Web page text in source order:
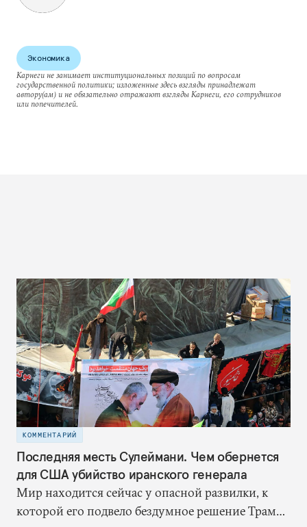
Экономика
Карнеги не занимает институциональных позиций по вопросам
государственной политики; изложенные здесь взгляды принадлежат
автору(ам) и не обязательно отражают взгляды Карнеги, его сотрудников
или попечителей.
КОММЕНТАРИЙ
Последняя месть Сулеймани. Чем обернется
для США убийство иранского генерала
Мир находится сейчас у опасной развилки, к
которой его подвело бездумное решение Трампа